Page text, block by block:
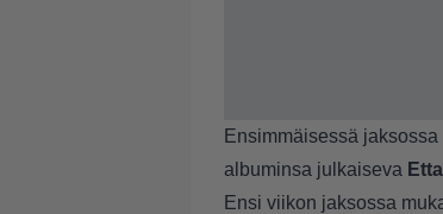
Ensimmäisessä
albuminsa julkaiseva Etta
Ensi viikon jaksossa